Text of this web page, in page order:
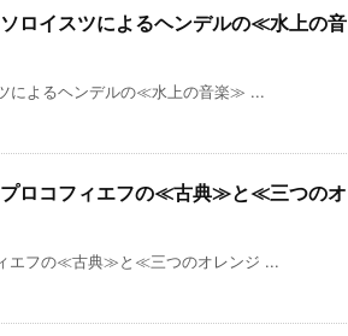
ロイスツによるヘンデルの≪水上の音
によるヘンデルの≪水上の音楽≫ ...
プロコフィエフの≪古典≫と≪三つのオ
エフの≪古典≫と≪三つのオレンジ ...